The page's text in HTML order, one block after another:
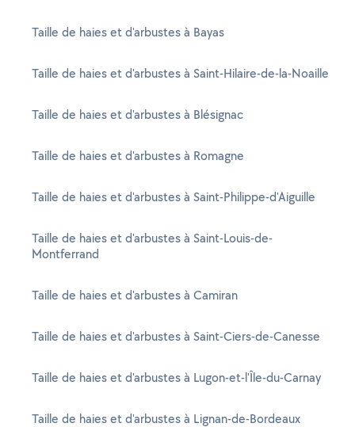
Taille de haies et d'arbustes à Bayas
Taille de haies et d'arbustes à Saint-Hilaire-de-la-Noaille
Taille de haies et d'arbustes à Blésignac
Taille de haies et d'arbustes à Romagne
Taille de haies et d'arbustes à Saint-Philippe-d'Aiguille
Taille de haies et d'arbustes à Saint-Louis-de-
Montferrand
Taille de haies et d'arbustes à Camiran
Taille de haies et d'arbustes à Saint-Ciers-de-Canesse
Taille de haies et d'arbustes à Lugon-et-l'Île-du-Carnay
Taille de haies et d'arbustes à Lignan-de-Bordeaux